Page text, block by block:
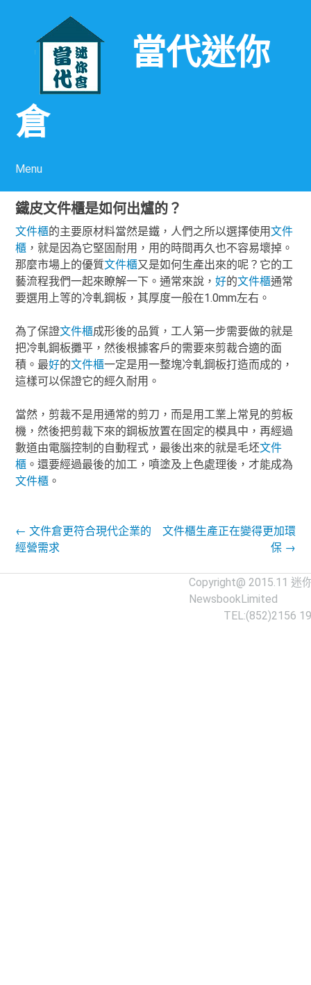
當代迷你
倉
Menu
鐵皮文件櫃是如何出爐的？
文件櫃的主要原材料當然是鐵，人們之所以選擇使用文件
櫃 ，就是因為它堅固耐用，用的時間再久也不容易壞掉。
那麼市場上的優質文件櫃又是如何生產出來的呢？它的工
藝流程我們一起來瞭解一下。通常來說，好的文件櫃通常
要選用上等的冷軋鋼板，其厚度一般在1.0mm左右。
為了保證文件櫃成形後的品質，工人第一步需要做的就是
把冷軋鋼板攤平，然後根據客戶的需要來剪裁合適的面
積。最好的文件櫃一定是用一整塊冷軋鋼板打造而成的，
這樣可以保證它的經久耐用。
當然，剪裁不是用通常的剪刀，而是用工業上常見的剪板
機，然後把剪裁下來的鋼板放置在固定的模具中，再經過
數道由電腦控制的自動程式，最後出來的就是毛坯文件
櫃 。還要經過最後的加工，噴塗及上色處理後，才能成為
文件櫃 。
Post navigation
← 文件倉更符合現代企業的
經營需求
文件櫃生產正在變得更加環
保 →
Copyright@ 2015.11迷
NewsbookLimited
TEL:(852)2156